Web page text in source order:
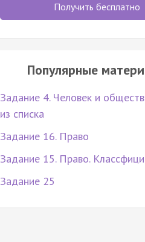
Получить бесплатно
Популярные
Задание 4. Человек и
из списка
Задание 16. Право
Задание 15. Право.
Задание 25